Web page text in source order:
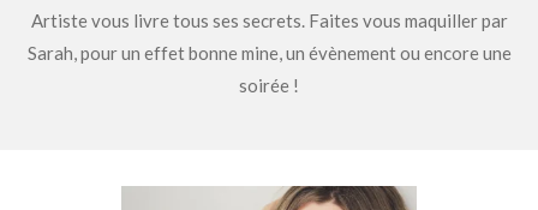
Artistevous livre tous ses secrets. Faites vous maquiller par
Sarah, pour un effet bonne mine, un évènement ou encore une
soirée !